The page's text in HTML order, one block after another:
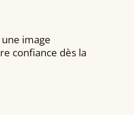
image
confiance dès la